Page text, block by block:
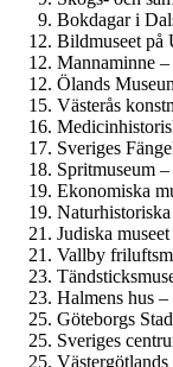
Bokdagar i
Bildmuseet på
Mannaminne
Ölands
Västerås
Sveriges
Spritmuseum
Ekonomiska
Judiska
Vallby
Halmens hus –
Göteborgs
Sveriges